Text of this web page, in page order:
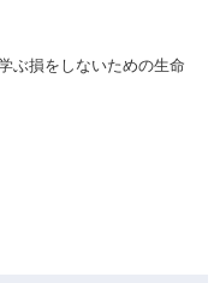
ぶ損をしないための生命